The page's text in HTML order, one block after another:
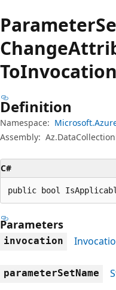
Parameter
Change
Definition
Namespace:
Assembly:
C#
public bool
Parameters
invocation
parameterSetName